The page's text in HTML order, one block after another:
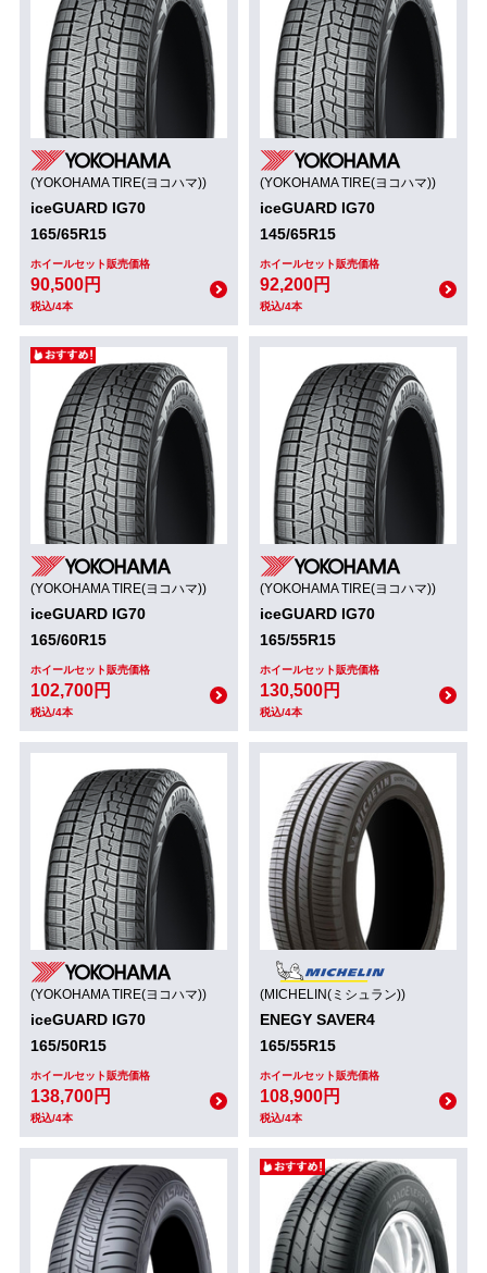
(YOKOHAMA TIRE(ヨコハマ))
iceGUARD IG70
165/65R15
ホイールセット販売価格
90,500円
税込/4本
(YOKOHAMA TIRE(ヨコハマ))
iceGUARD IG70
145/65R15
ホイールセット販売価格
92,200円
税込/4本
(YOKOHAMA TIRE(ヨコハマ))
iceGUARD IG70
165/60R15
ホイールセット販売価格
102,700円
税込/4本
(YOKOHAMA TIRE(ヨコハマ))
iceGUARD IG70
165/55R15
ホイールセット販売価格
130,500円
税込/4本
(YOKOHAMA TIRE(ヨコハマ))
iceGUARD IG70
165/50R15
ホイールセット販売価格
138,700円
税込/4本
(MICHELIN(ミシュラン))
ENEGY SAVER4
165/55R15
ホイールセット販売価格
108,900円
税込/4本